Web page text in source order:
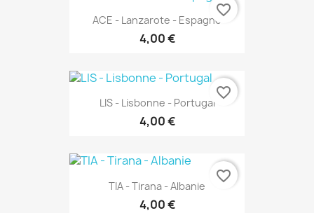
ACE - Lanzarote - Espagne
4,00 €
favorite_border
LIS - Lisbonne - Portugal
4,00 €
favorite_border
TIA - Tirana - Albanie
4,00 €
favorite_border